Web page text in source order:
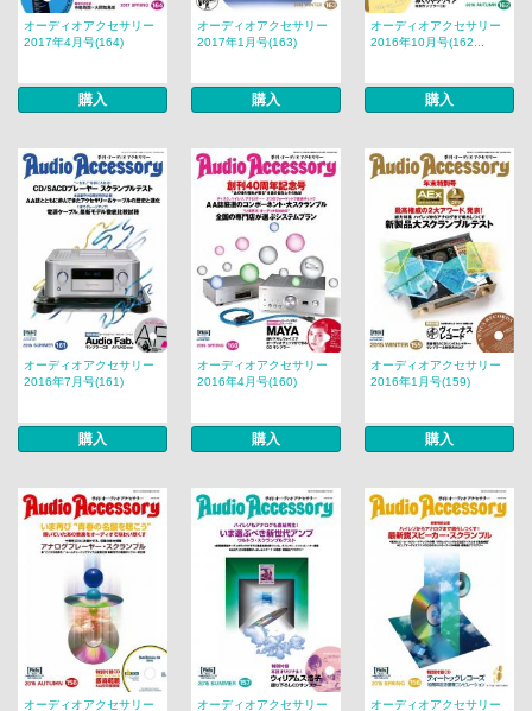
オーディオアクセサリー
2017年4月号(164)
購入
オーディオアクセサリー
2017年1月号(163)
購入
オーディオアクセサリー
2016年10月号(162...
購入
オーディオアクセサリー
2016年7月号(161)
購入
オーディオアクセサリー
2016年4月号(160)
購入
オーディオアクセサリー
2016年1月号(159)
購入
オーディオアクセサリー オーディオアクセサリー オーディオアクセサリー